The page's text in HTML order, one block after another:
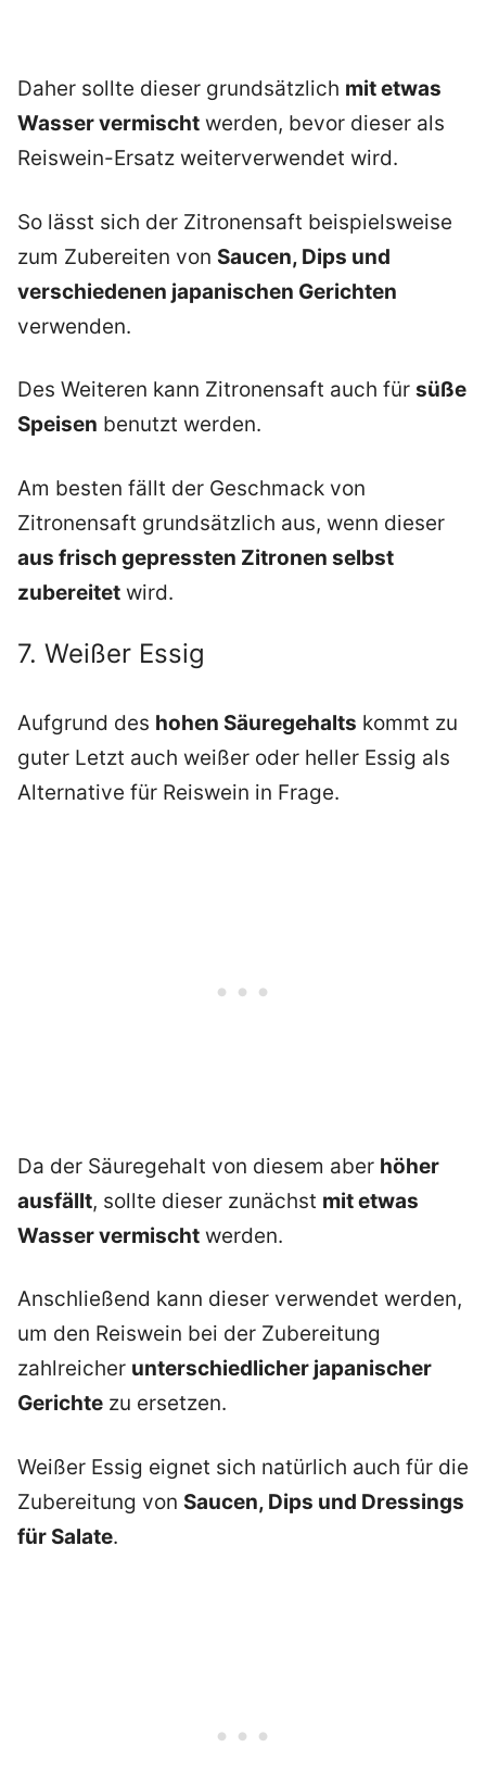
Daher sollte dieser grundsätzlich mit etwas
Wasser vermischt werden, bevor dieser als
Reiswein-Ersatz weiterverwendet wird.
So lässt sich der Zitronensaft beispielsweise
zum Zubereiten von Saucen, Dips und
verschiedenen japanischen Gerichten
verwenden.
Des Weiteren kann Zitronensaft auch für süße
Speisen benutzt werden.
Am besten fällt der Geschmack von
Zitronensaft grundsätzlich aus, wenn dieser
aus frisch gepressten Zitronen selbst
zubereitet wird.
7. Weißer Essig
Aufgrund des hohen Säuregehalts kommt zu
guter Letzt auch weißer oder heller Essig als
Alternative für Reiswein in Frage.
Da der Säuregehalt von diesem aber höher
ausfällt, sollte dieser zunächst mit etwas
Wasser vermischt werden.
Anschließend kann dieser verwendet werden,
um den Reiswein bei der Zubereitung
zahlreicher unterschiedlicher japanischer
Gerichte zu ersetzen.
Weißer Essig eignet sich natürlich auch für die
Zubereitung von Saucen, Dips und Dressings
für Salate.